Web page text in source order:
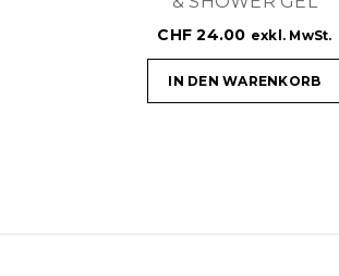
CHF 24.00 exkl. MwSt.
IN DEN WARENKORB